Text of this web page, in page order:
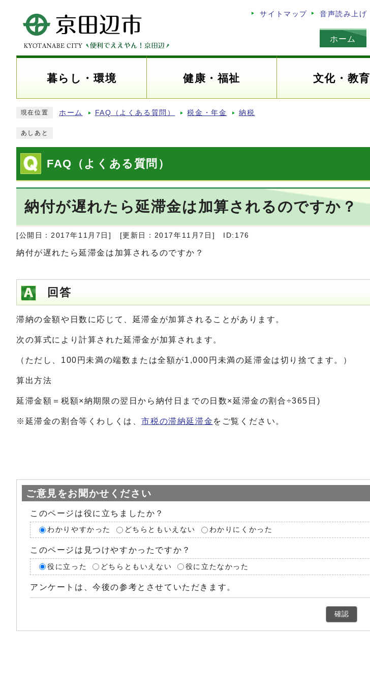
サイトマップ 音声読み上げ
ホーム
暮らし・環境 健康・福祉 文化・教育
現在位置 ホーム FAQ（よくある質問） 税金・年金 納税
あしあと
FAQ（よくある質問）
納付が遅れたら延滞金は加算されるのですか？
[公開日：2017年11月7日] [更新日：2017年11月7日] ID:176
納付が遅れたら延滞金は加算されるのですか？
回答
滞納の金額や日数に応じて、延滞金が加算されることがあります。
次の算式により計算された延滞金が加算されます。
（ただし、100円未満の端数または全額が1,000円未満の延滞金は切り捨てます。）
算出方法
延滞金額＝税額×納期限の翌日から納付日までの日数×延滞金の割合÷365日)
※延滞金の割合等くわしくは、市税の滞納延滞金 をご覧ください。
ご意見をお聞かせください
このページは役に立ちましたか？
わかりやすかった どちらともいえない わかりにくかった
このページは見つけやすかったですか？
役に立った どちらともいえない 役に立たなかった
アンケートは、今後の参考とさせていただきます。
確認